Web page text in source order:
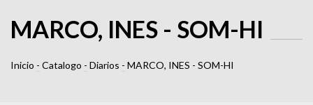
MARCO, INES - SOM-HI
Inicio - Catalogo - Diarios - MARCO, INES - SOM-HI